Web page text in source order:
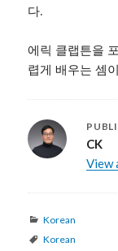
다.
에릭 클랩튼을
렵게 배우는 셈
CK
View
Categories
Korean
Tags
Korean